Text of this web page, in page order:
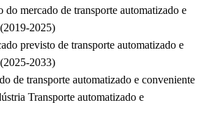
do mercado de transporte automatizado e
2025)
previsto de transporte automatizado e
2033)
de transporte automatizado e conveniente
Transporte automatizado e